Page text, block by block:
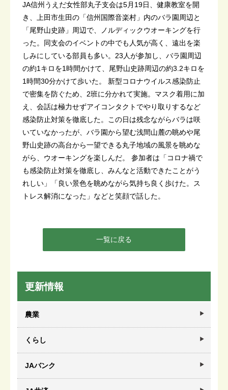
JA信州うえだ女性部丸子支会は5月19日、健康教室を開
き、上田市生田の「信州国際音楽村」内のバラ園周辺と
「尾野山史跡」周辺で、ノルディックウオーキングを行
った。同支会のイベントの中でも人気が高く、遠出を楽
しみにしている部員も多い。23人が参加し、バラ園周辺
の約1キロを1時間かけて、尾野山史跡周辺の約3.2キロを
1時間30分かけて歩いた。 新型コロナウイルス感染防止
で密集を防ぐため、2班に分かれて実施。マスク着用に加
え、会話は極力せずアイコンタクトでやり取りするなど
感染防止対策を徹底した。この日は残念ながらバラは咲
いていなかったが、バラ園から望む浅間山麓の眺めや尾
野山史跡の高台から一望できる丸子地域の風景を眺めな
がら、ウオーキングを楽しんだ。 参加者は「コロナ禍で
も感染防止対策を徹底し、みんなと活動できたことがう
れしい」「良い景色を眺めながら気持ち良く歩けた。ス
トレス解消になった」などと笑顔で話した。
一覧に戻る
更新情報
農業
くらし
JAバンク